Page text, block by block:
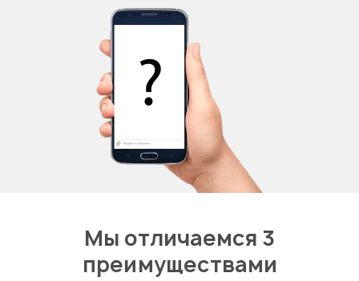
Мы отличаемся 3
преимуществами